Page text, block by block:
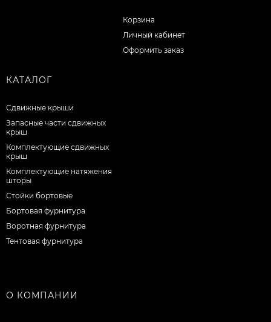
Корзина
Личный кабинет
Оформить заказ
КАТАЛОГ
Сдвижные крыши
Запасные части сдвижных
крыш
Комплектующие сдвижных
крыш
Комплектующие натяжения
шторы
Стойки бортовые
Бортовая фурнитура
Воротная фурнитура
Тентовая фурнитура
О КОМПАНИИ